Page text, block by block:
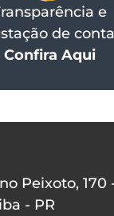
e
de
Confira Aqui
Peixoto, 170
- PR